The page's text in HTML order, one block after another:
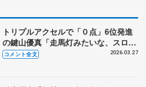
トリプルアクセルで「０点」6位発進
の鍵山優真「走馬灯みたいな、スロー
モーションな、ふわぁ、みたいな感
コメント全文 2026.03.27